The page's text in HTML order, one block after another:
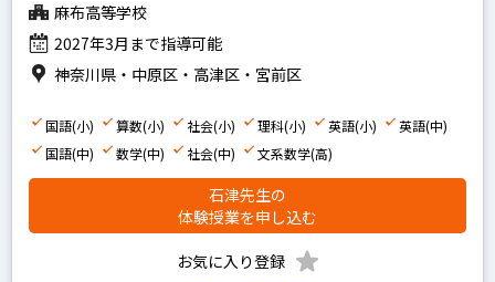
文系
理系
写真あり
麻布高等学校
2027年3月まで指導可能
神奈川県・中原区・高津区・宮前区
国語(小) 算数(小) 社会(小) 理科(小) 英語(小)
英語(中)
国語(中)
数学(中) 社会(中) 文系数学(高)
石津先生の
体験授業を申し込む
お気に入り登録